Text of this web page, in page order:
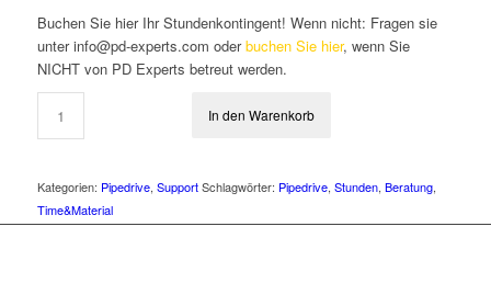
Buchen Sie hier Ihr Stundenkontingent! Wenn nicht: Fragen sie
unter info@pd-experts.com oderbuchen Sie hier, wenn Sie
NICHT von PD Experts betreut werden.
In den Warenkorb
Kategorien: Pipedrive, Support Schlagwörter: Pipedrive, Stunden, Beratung,
Time&Material